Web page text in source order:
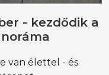
- kezdődik a
van élettel - és